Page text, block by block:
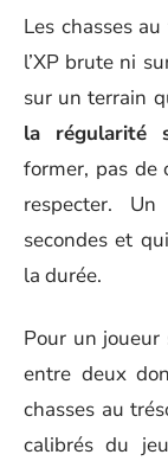
Les chasses
l’XP brute ni
sur un terrain
la régularité
former, pas de
respecter.
secondes et
la durée.
Pour un
entre deux
chasses au
calibrés du